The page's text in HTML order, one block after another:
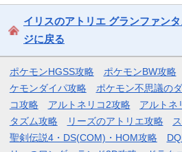
イリスのアトリエ グランファン
ジに戻る
ポケモンHGSS攻略 ポケモンBW攻略
ケモンダイパ攻略
ポケモン不思議の
コ攻略
アルトネリコ2攻略 アルトネ
タズム攻略
リーズのアトリエ攻略
聖剣伝説4・DS(COM)・HOM攻略